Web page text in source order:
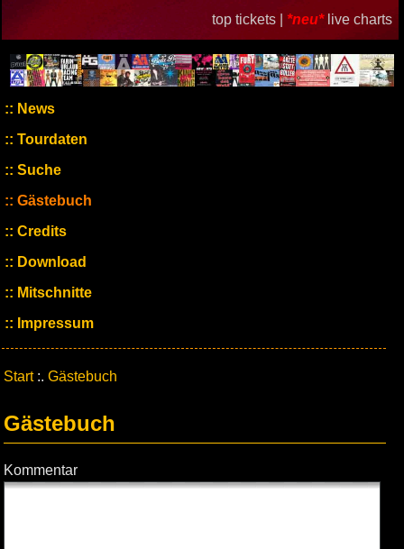
top tickets | *neu* live charts
News
Tourdaten
Suche
Gästebuch
Credits
Download
Mitschnitte
Impressum
Start:. Gästebuch
Gästebuch
Kommentar